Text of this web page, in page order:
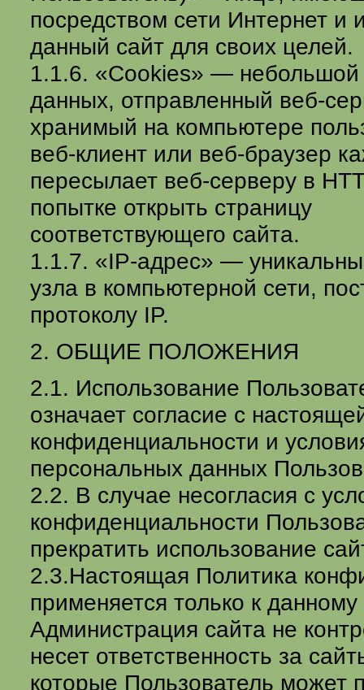
посредством сети Интернет и
данный сайт для своих целей.
1.1.6. «Cookies» —
данных, отправленный веб-
хранимый на компьютере
веб-клиент или веб-браузер
пересылает веб-серверу в
попытке открыть страницу
соответствующего сайта.
1.1.7. «IP-адрес» —
узла в компьютерной сети,
протоколу IP.
2. ОБЩИЕ ПОЛОЖЕНИЯ
2.1. Использование
означает согласие с
конфиденциальности и
персональных данных
2.2. В случае несогласия с
конфиденциальности
прекратить использование
2.3.Настоящая Политика
применяется только к данному
Администрация сайта не
несет ответственность за
которые Пользователь может